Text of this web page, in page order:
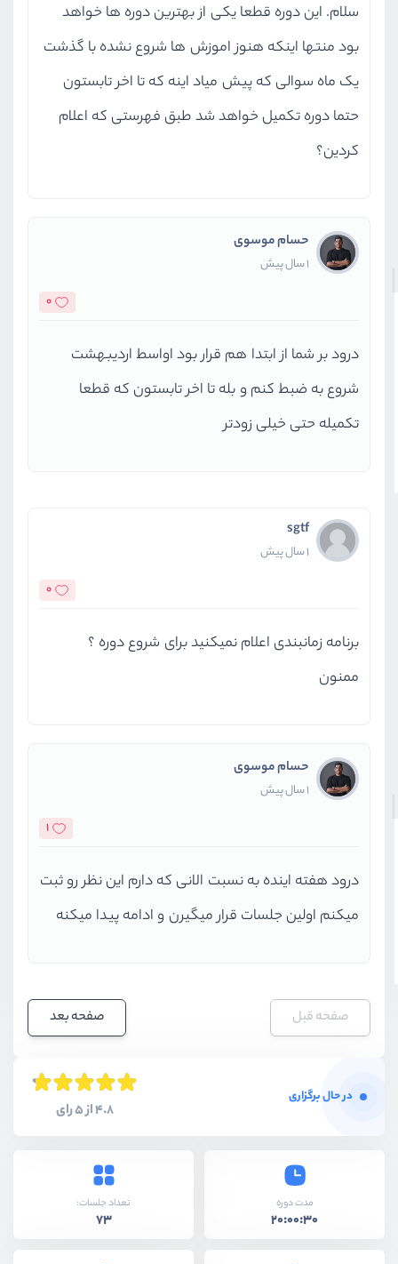
سلام. این دوره قطعا یکی از بهترین دوره ها خواهد
بود منتها اینکه هنوز اموزش ها شروع نشده با گذشت
یک ماه سوالی که پیش میاد اینه که تا اخر تابستون
حتما دوره تکمیل خواهد شد طبق فهرستی که اعلام
کردین؟
حسام موسوی
1 سال پیش
0
درود بر شما از ابتدا هم قرار بود اواسط اردیبهشت
شروع به ضبط کنم و بله تا اخر تابستون که قطعا
تکمیله حتی خیلی زودتر
sgtf
1 سال پیش
0
برنامه زمانبندی اعلام نمیکنید برای شروع دوره ؟
ممنون
حسام موسوی
1 سال پیش
1
درود هفته اینده به نسبت الانی که دارم این نظر رو ثبت
میکنم اولین جلسات قرار میگیرن و ادامه پیدا میکنه
صفحه بعد صفحه قبل
در حال برگزاری
4.8 از 5 رای
مدت دوره
20:00:30
تعداد جلسات:
73